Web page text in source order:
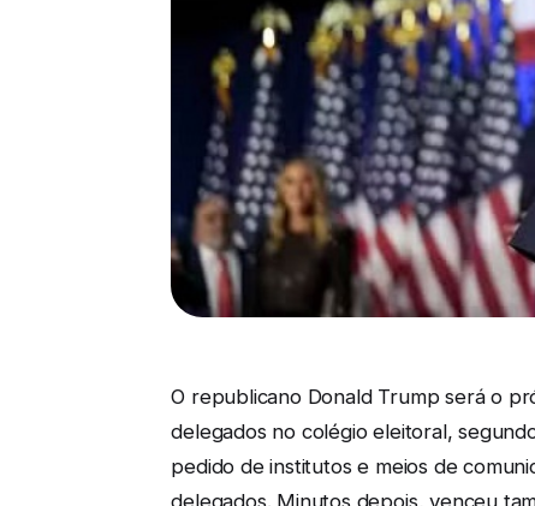
O republicano Donald Trump será o
delegados no colégio eleitoral,
pedido de institutos e meios de